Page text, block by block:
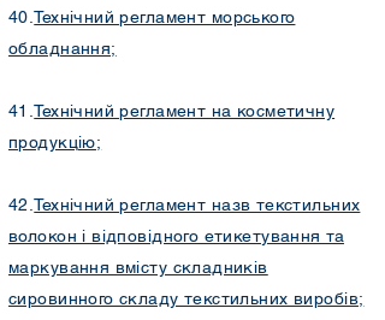
40.Технічний регламент морського
обладнання;
41.Технічний регламент на косметичну
продукцію;
42.Технічний регламент назв текстильних
волокон і відповідного етикетування та
маркування вмісту складників
сировинного складу текстильних виробів;